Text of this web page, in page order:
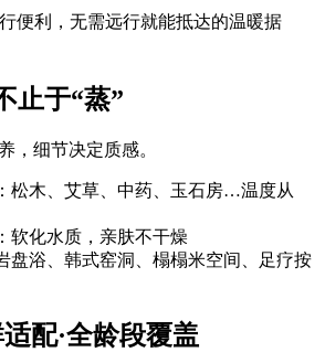
行便利，无需远行就能抵达的温暖据
止于“蒸”
，细节决定质感。
松木、艾草、中药、玉石房…温度从
软化水质，亲肤不干燥
盘浴、韩式窑洞、榻榻米空间、足疗按
配·全龄段覆盖